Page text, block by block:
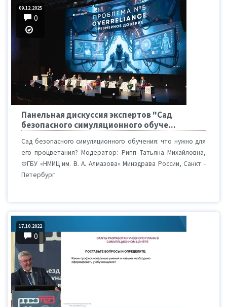
09.12.2025
0
Панельная дискуссия экспертов "Сад
безопасного симуляционного обуче...
Сад безопасного симуляционного обучения: что нужно для
его процветания? Модератор: Рипп Татьяна Михайловна,
ФГБУ «НМИЦ им. В. А. Алмазова» Минздрава России, Санкт -
Петербург
17.10.2022
0